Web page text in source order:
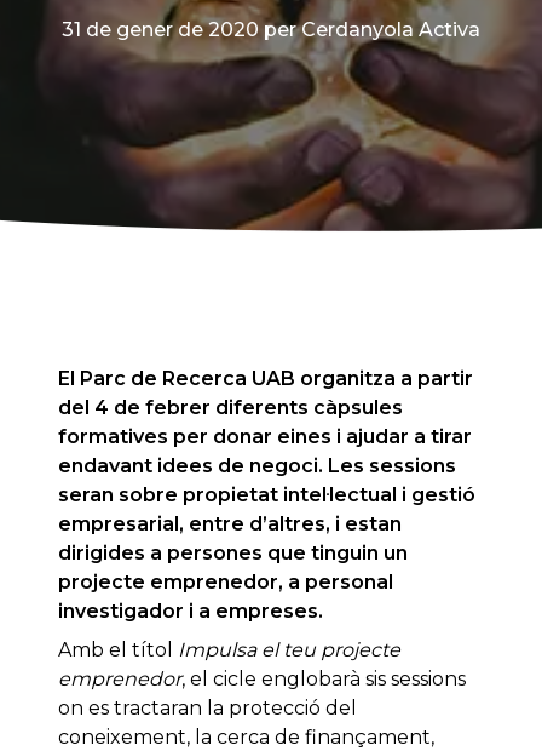
31 de gener de 2020 per Cerdanyola Activa
El Parc de Recerca UAB organitza a partir
del 4 de febrer diferents càpsules
formatives per donar eines i ajudar a tirar
endavant idees de negoci. Les sessions
seran sobre propietat intel·lectual i gestió
empresarial, entre d’altres, i estan
dirigides a persones que tinguin un
projecte emprenedor, a personal
investigador i a empreses.
Amb el títol
Impulsa el teu projecte
emprenedor, el cicle englobarà sis sessions
on es tractaran la protecció del
coneixement, la cerca de finançament,